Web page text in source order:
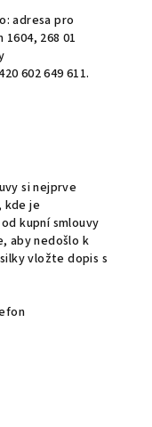
adresa pro
268 01
602 649 611.
si nejprve
kde je
kupní smlouvy
aby nedošlo k
vložte dopis s